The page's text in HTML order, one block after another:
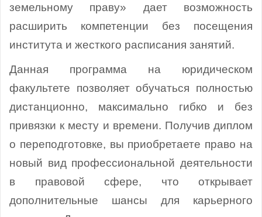
земельному праву» дает возможность
расширить компетенции без посещения
института и жесткого расписания занятий.
Данная программа на юридическом
факультете позволяет обучаться полностью
дистанционно, максимально гибко и без
привязки к месту и времени. Получив диплом
о переподготовке, вы приобретаете право на
новый вид профессиональной деятельности
в правовой сфере, что открывает
дополнительные шансы для карьерного